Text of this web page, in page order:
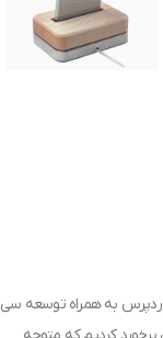
وردپرس به همراه توسعه سی